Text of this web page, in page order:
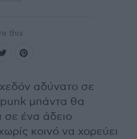
this
αδύνατο σε
punk μπάντα θα
σε ένα άδειο
κοινό να χορεύει